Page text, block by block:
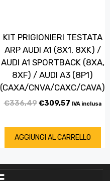
KIT PRIGIONIERI TESTATA
ARP AUDI A1 (8X1, 8XK) /
AUDI A1 SPORTBACK (8XA,
8XF) / AUDI A3 (8P1)
(CAXA/CNVA/CAXC/CAVA)
€336,49€309,57 IVA inclusa
AGGIUNGI AL CARRELLO